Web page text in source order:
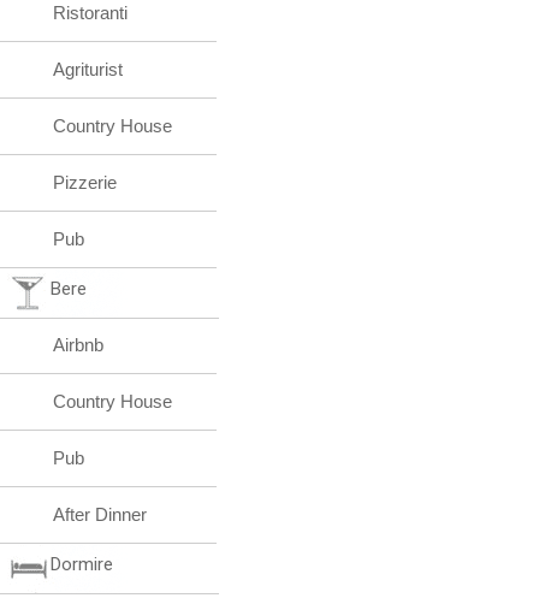
Ristoranti
Agriturist
Country House
Pizzerie
Pub
Bere
Airbnb
Country House
Pub
After Dinner
Dormire